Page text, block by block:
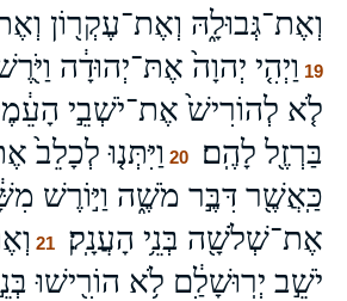
וְאֶת־גְּבוּלָ֑הּ וְאֶת־עֶקְר֖וֹן
19 וַיְהִ֤י יְהוָה֙ אֶתּ־יְהוּדָ֔ה
לֹ֤א לְהוֹרִישׁ֙ אֶת־יֹשְׁבֵ֣י
בַּרְזֶ֖ל לָהֶֽם׃
20 וַיִּתְּנ֤וּ לְכָלֵב֙
כַּֽאֲשֶׁ֖ר דִּבֶּ֣ר מֹשֶׁ֑ה וַיּ֣וֹרֶשׁ
אֶת־שְׁלֹשָׁ֖ה בְּנֵ֥י הָעֲנָֽק׃
21
יֹשֵׁ֣ב יְרֽוּשָׁלִַ֔ם לֹ֥א הוֹרִ֖ישׁוּ